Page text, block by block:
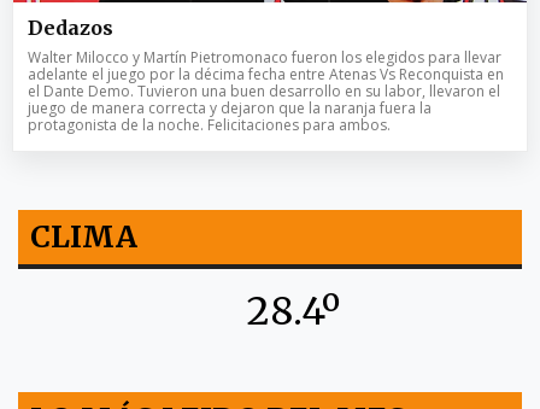
Dedazos
Walter Milocco y Martín Pietromonaco fueron los elegidos para llevar
adelante el juego por la décima fecha entre Atenas Vs Reconquista en
el Dante Demo. Tuvieron una buen desarrollo en su labor, llevaron el
juego de manera correcta y dejaron que la naranja fuera la
protagonista de la noche. Felicitaciones para ambos.
CLIMA
28.4º